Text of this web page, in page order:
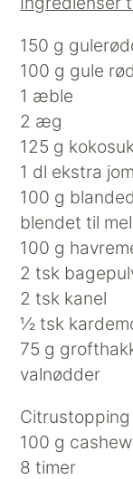
150 g
100 g gule
1 æble
2 æg
125 g
1 dl ekstra
100 g
blendet til mel
100 g
2 tsk
2 tsk kanel
½ tsk
75 g
valnødder
Citrustopping
100 g
8 timer